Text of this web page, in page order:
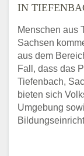
IN
Menschen aus
Sachsen
aus dem
Fall, dass das
Tiefenbach,
bieten sich
Umgebung